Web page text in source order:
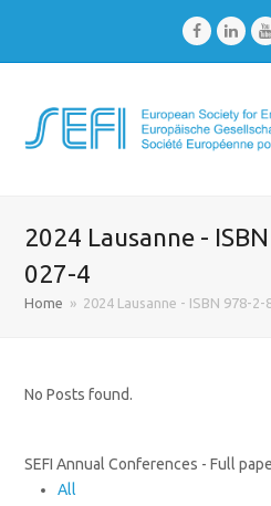
Facebook
2024 Lausanne -
027-4
Home » 2024 Lausanne - ISBN 978-
No Posts found.
SEFI Annual Conferences - Full
All